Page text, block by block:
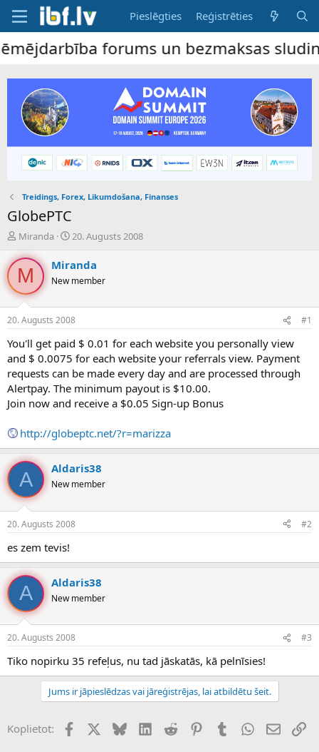
Pieslēgties Reģistrēties
forums un bezmaksas
Treidings, Forex, Likumdošana, Finanses
GlobePTC
P
v
e
d
i
n
u
z
s
ā
c
s
Miranda
S
k
m
a
t
u
m
s
20. Augusts 2008
M Miranda
New member
20. Augusts 2008 #1
You'll get paid $ 0.01 for each website you personally view
and $ 0.0075 for each website your referrals view. Payment
requests can be made every day and are processed through
Alertpay. The minimum payout is $10.00.
Join now and receive a $0.05 Sign-up Bonus
http://globeptc.net/?r=marizza
A Aldaris38
New member
20. Augusts 2008 #2
es zem tevis!
A Aldaris38
New member
20. Augusts 2008 #3
Tiko nopirku 35 refeļus, nu tad jāskatās, kā pelnīsies!
Jums ir jāpieslēdzas vai jāreģistrējas, lai atbildētu šeit.
Koplietot: FacebookX (Twitter)
BlueskyLinkedInReddit PinterestTumblrWhatsApp
E-pasts